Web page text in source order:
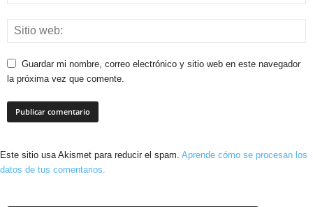
Guardar mi nombre, correo electrónico y sitio web en este navegador
la próxima vez que comente.
Este sitio usa Akismet para reducir el spam. Aprende cómo se procesan los
datos de tus comentarios.